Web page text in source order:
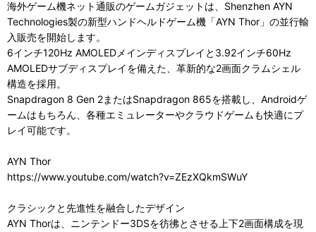
海外ゲーム機ネット通販のゲームガジェットは、Shenzhen AYN
Technologies製の新型ハンドヘルドゲーム機「AYN Thor」の並行輸
入販売を開始します。
6インチ120Hz AMOLEDメインディスプレイと3.92インチ60Hz
AMOLEDサブディスプレイを備えた、革新的な2画面クラムシェル
構造を採用。
Snapdragon 8 Gen 2またはSnapdragon 865を搭載し、Androidゲ
ームはもちろん、各種エミュレーターやクラウドゲームも快適にプ
レイ可能です。
AYN Thor
https://www.youtube.com/watch?v=ZEzXQkmSWuY
クラシックと先進性を融合したデザイン
AYN Thorは、ニンテンドー3DSを彷彿とさせる上下2画面構成を現